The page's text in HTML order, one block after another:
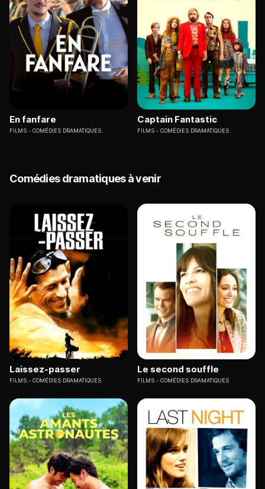
En fanfare
FILMS COMÉDIES DRAMATIQUES
Captain Fantastic
FILMS COMÉDIES DRAMATIQUES
Comédies dramatiques à venir
Laissez-passer
FILMS COMÉDIES DRAMATIQUES
Le second souffle
FILMS COMÉDIES DRAMATIQUES